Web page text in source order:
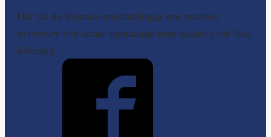
Här får du löpande uppdateringar om matcher,
nyförvärv och annat spännande som händer i vår fina
förening.